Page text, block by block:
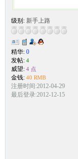
级别: 新手上路
精华: 0
发帖: 4
威望: 4 点
金钱: 40 RMB
注册时间:2012-04-29
最后登录:2012-12-15